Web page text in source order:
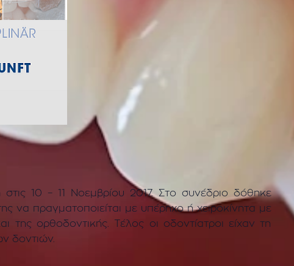
10 – 11 Νοεμβρίου 2017. Στο συνέδριο δόθηκε
να πραγματοποιείται με υπέρηχο ή χειροκίνητα με
της ορθοδοντικής. Τέλος οι οδοντίατροι είχαν τη
δοντιών.